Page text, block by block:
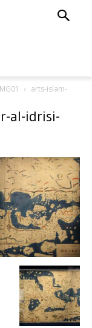
arts-islam-
al-idrisi-